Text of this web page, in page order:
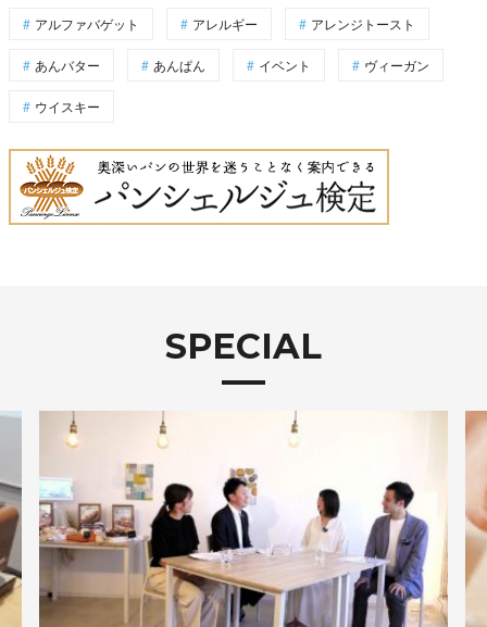
アルファバゲット アレルギー アレンジトースト
あんバター あんぱん イベント ヴィーガン
ウイスキー
SPECIAL